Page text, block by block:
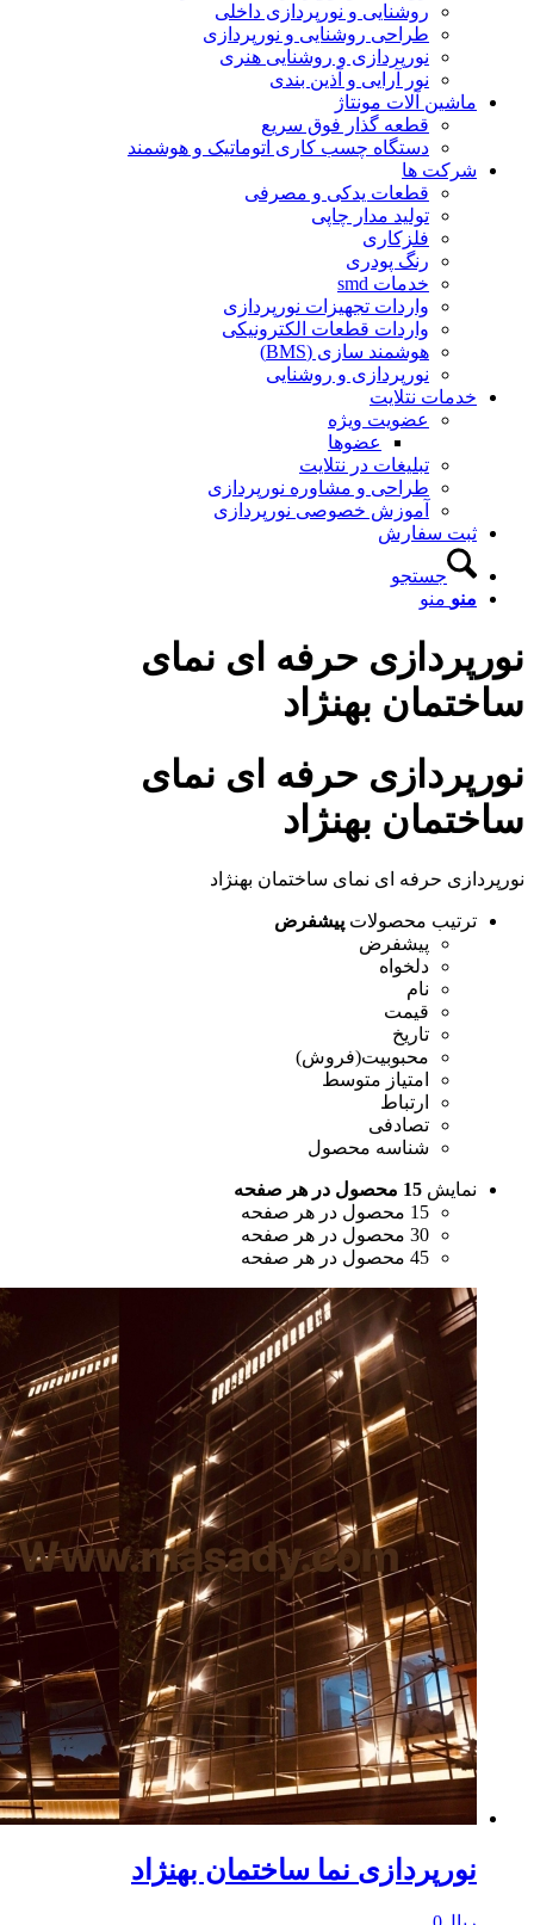
روشنایی و نورپردازی داخلی
طراحی روشنایی و نورپردازی
نورپردازی و روشنایی هنری
نور آرایی و آذین بندی
آلات مونتاژ
قطعه گذار فوق سریع
دستگاه چسب کاری اتوماتیک و هوشمند
ها
قطعات یدکی و مصرفی
تولید مدار چاپی
فلزکاری
رنگ پودری
خدمات smd
واردات تجهیزات نورپردازی
واردات قطعات الکترونیکی
هوشمند سازی (BMS)
نورپردازی و روشنایی
نتلایت
عضویت ویژه
عضوها
تبلیغات در نتلایت
طراحی و مشاوره نورپردازی
آموزش خصوصی نورپردازی
سفارش
جستجو
منو
حرفه ای نمای
بهنژاد
حرفه ای نمای
بهنژاد
حرفه ای نمای ساختمان بهنژاد
محصولاتپیشفرض
پیشفرض
دلخواه
قیمت
محبوبیت(فروش)
امتیاز متوسط
ارتباط
تصادفی
شناسه محصول
15 محصول در هر صفحه
نما ساختمان بهنژاد